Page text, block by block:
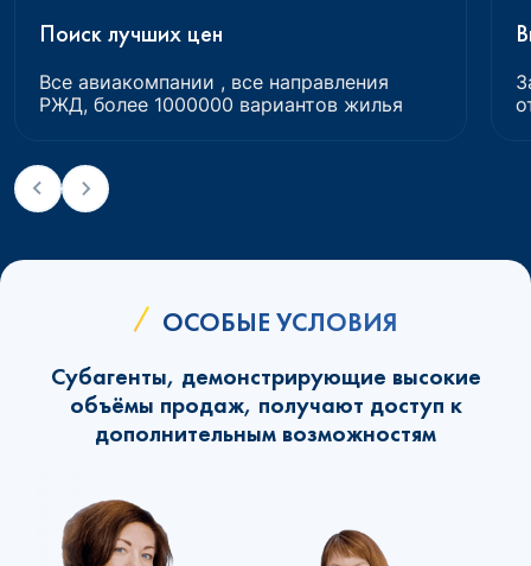
Поиск лучших цен
Все авиакомпании , все направления
РЖД, более 1000000 вариантов жилья
ОСОБЫЕ УСЛОВИЯ
Субагенты, демонстрирующие высокие
объёмы продаж, получают доступ к
дополнительным возможностям